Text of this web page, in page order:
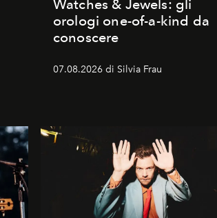
Watches & Jewels: gli
orologi one-of-a-kind da
conoscere
07.08.2026 di Silvia Frau